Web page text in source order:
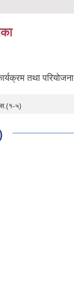
तथा परियोजना
५)